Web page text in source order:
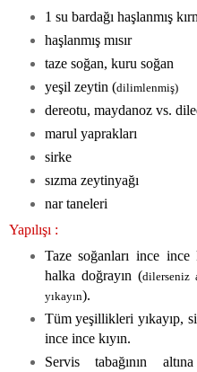
1 su bardağı haşlanmış
haşlanmış mısır
taze soğan, kuru soğan
yeşil zeytin (dilimlenmiş)
dereotu, maydanoz vs.
marul yaprakları
sirke
sızma zeytinyağı
nar taneleri
Yapılışı :
Taze soğanları ince ince
halka doğrayın (dilerseniz
yıkayın).
Tüm yeşillikleri yıkayıp,
ince ince kıyın.
Servis tabağının